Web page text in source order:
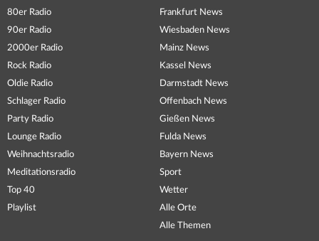
80er Radio
90er Radio
2000er Radio
Rock Radio
Oldie Radio
Schlager Radio
Party Radio
Lounge Radio
Weihnachtsradio
Meditationsradio
Top 40
Playlist
Frankfurt News
Wiesbaden News
Mainz News
Kassel News
Darmstadt News
Offenbach News
Gießen News
Fulda News
Bayern News
Sport
Wetter
Alle Orte
Alle Themen